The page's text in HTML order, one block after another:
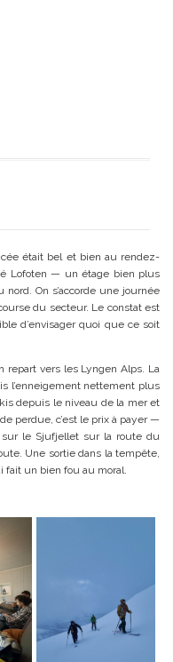
était bel et bien au rendez-
Lofoten — un étage bien plus
On s’accorde une journée
du secteur. Le constat est
d’envisager quoi que ce soit
repart vers les Lyngen Alps. La
l’enneigement nettement plus
depuis le niveau de la mer et
perdue, c’est le prix à payer —
sur le Sjufjellet sur la route du
Une sortie dans la tempête,
fait un bien fou au moral.